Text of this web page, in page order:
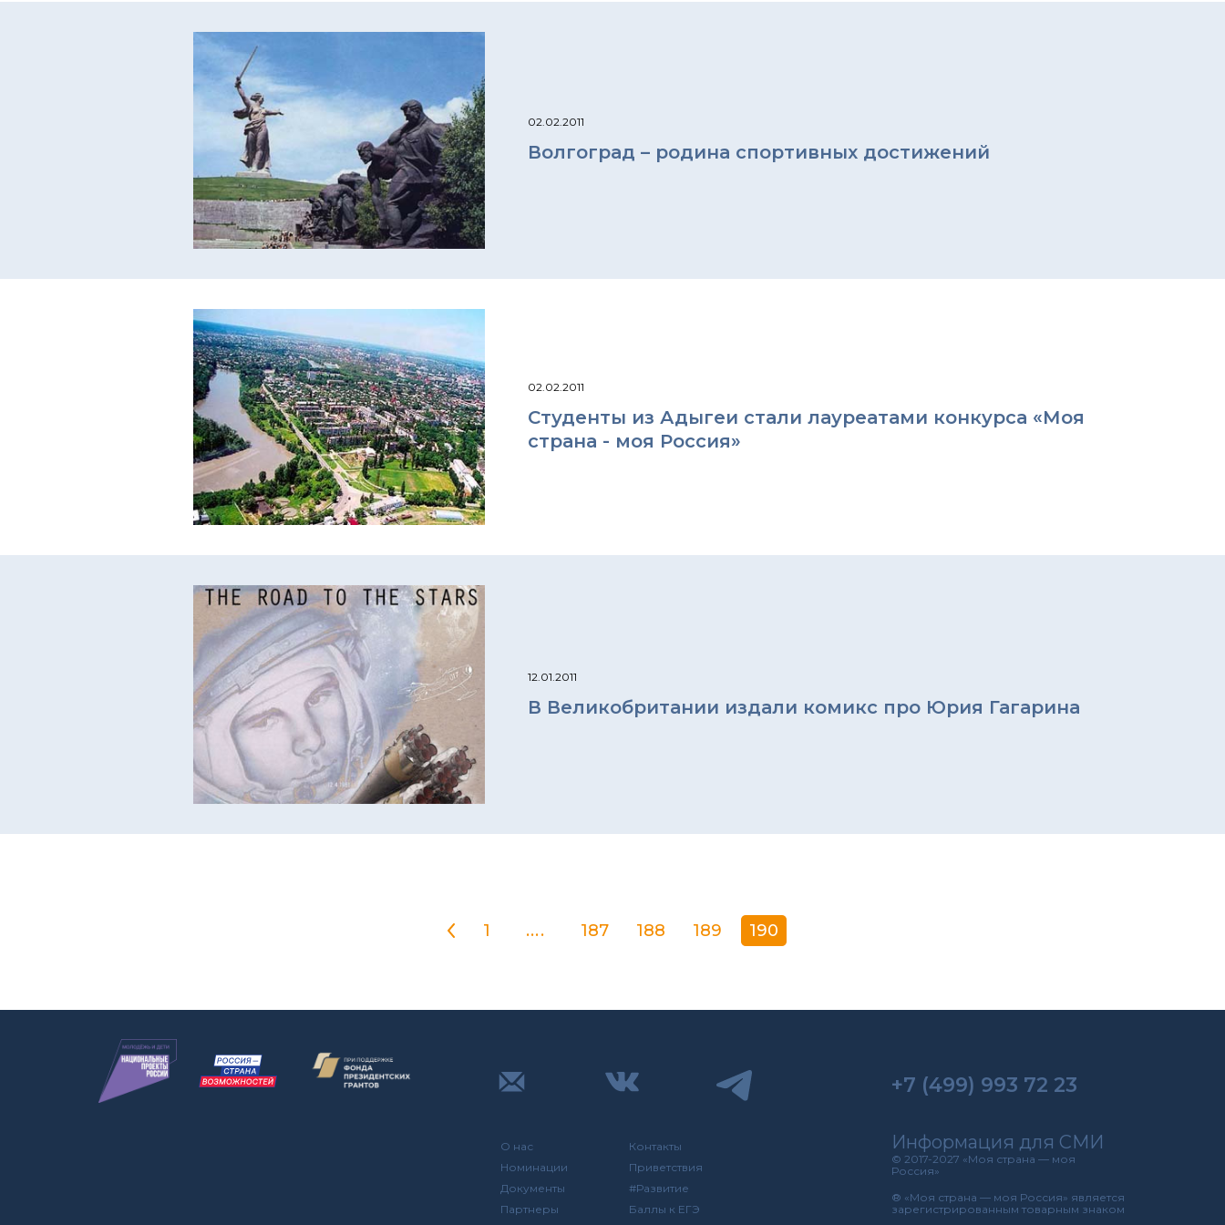
02.02.2011
Волгоград – родина спортивных достижений
02.02.2011
Студенты из Адыгеи стали лауреатами конкурса «Моя
страна - моя Россия»
12.01.2011
В Великобритании издали комикс про Юрия Гагарина
1 .... 187 188 189 190
О нас
Номинации
Документы
Партнеры
Контакты
Приветствия
#Развитие
Баллы к ЕГЭ
+7 (499) 993 72 23
Информация для СМИ
© 2017-2027 «Моя страна — моя
Россия»
® «Моя страна — моя Россия» является
зарегистрированным товарным знаком